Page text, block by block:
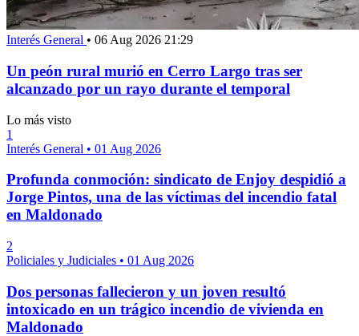
Interés General • 06 Aug 2026 21:29
Un peón rural murió en Cerro Largo tras ser
alcanzado por un rayo durante el temporal
Lo más visto
1
Interés General • 01 Aug 2026
Profunda conmoción: sindicato de Enjoy despidió a
Jorge Pintos, una de las víctimas del incendio fatal
en Maldonado
2
Policiales y Judiciales • 01 Aug 2026
Dos personas fallecieron y un joven resultó
intoxicado en un trágico incendio de vivienda en
Maldonado